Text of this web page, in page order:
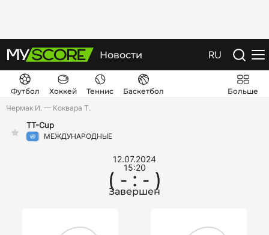
Новости RU
Футбол Хоккей Теннис Баскетбол
Больше
Чермак И. — Коквара Т.
МЕЖДУНАРОДНЫЕ
TT-Cup
12.07.2024
15:20
( - : - )
Завершен